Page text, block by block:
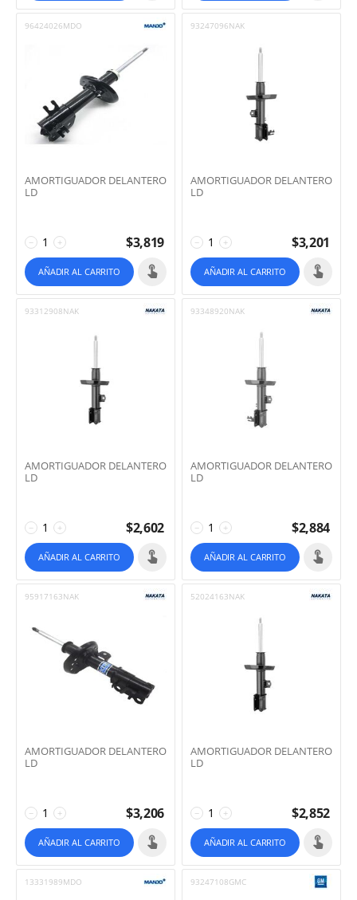
96424026MDO
AMORTIGUADOR DELANTERO
LD
+
− $3,819
AÑADIR AL CARRITO
93247096NAK
AMORTIGUADOR DELANTERO
LD
+
− $3,201
AÑADIR AL CARRITO
93312908NAK
AMORTIGUADOR DELANTERO
LD
+
− $2,602
AÑADIR AL CARRITO
93348920NAK
AMORTIGUADOR DELANTERO
LD
+
− $2,884
AÑADIR AL CARRITO
95917163NAK
AMORTIGUADOR DELANTERO
LD
+
− $3,206
AÑADIR AL CARRITO
52024163NAK
AMORTIGUADOR DELANTERO
LD
+
− $2,852
AÑADIR AL CARRITO
13331989MDO 93247108GMC